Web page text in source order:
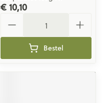
€ 10,10
Bestel